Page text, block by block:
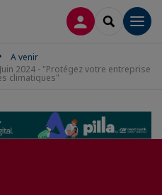
CONNEXION
A venir
2024 - "Protégez votre entreprise
climatiques"